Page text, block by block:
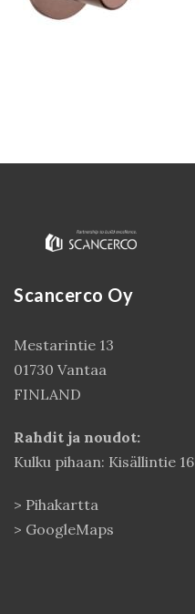
Scancerco Oy
Mestarintie 13
01730 Vantaa
FINLAND
Rahdit ja noudot:
Kulku pihaan: Kisällintie 16
> Pihakartta
> GoogleMaps